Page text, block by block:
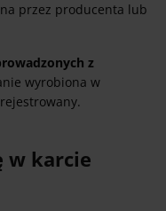
przez producenta lub
z
wyrobiona w
w karcie